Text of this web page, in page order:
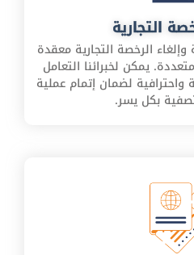
التجارية
الرخصة التجارية معقدة
يمكن لخبرائنا التعامل
لضمان إتمام عملية
بكل يسر.